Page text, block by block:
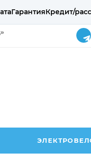
ГарантияКредит/